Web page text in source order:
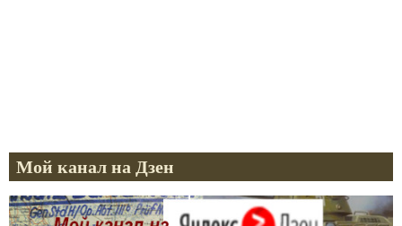
Мой канал на Дзен